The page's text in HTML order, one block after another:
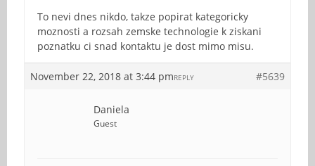
To nevi dnes nikdo, takze popirat kategoricky
moznosti a rozsah zemske technologie k ziskani
poznatku ci snad kontaktu je dost mimo misu.
November 22, 2018 at 3:44 pm #5639
REPLY
Daniela
Guest